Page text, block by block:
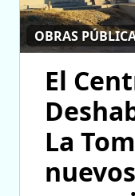
OBRAS
El
La